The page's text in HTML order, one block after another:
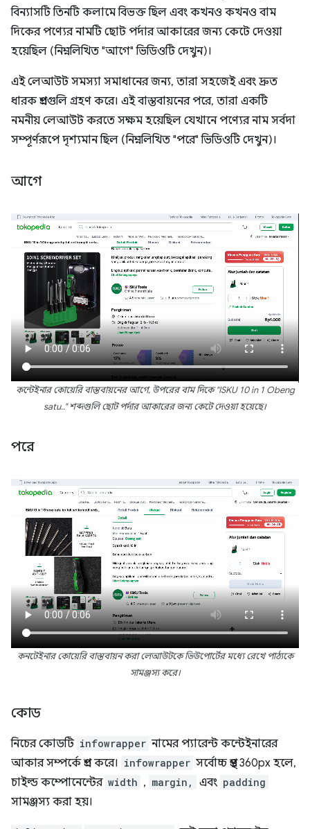
বিন্যাসটি তিনটি কলামে বিভক্ত ছিল এবং কখনও কখনও বাম
দিকের পণ্যের নামটি ছোট পর্দার আকারের জন্য কেটে দেওয়া
হয়েছিল (নিম্নলিখিত "আগে" ভিডিওটি দেখুন)।
এই লেআউট সমস্যা সমাধানের জন্য, তারা সহজেই এবং দ্রুত
ধারক প্রশ্নগুলি গ্রহণ করে। এই বাস্তবায়নের পরে, তারা একটি
নমনীয় লেআউট করতে সক্ষম হয়েছিল যেখানে পণ্যের নাম সর্বদা
সম্পূর্ণরূপে দৃশ্যমান ছিল (নিম্নলিখিত "পরে" ভিডিওটি দেখুন)।
আগে
কন্টেইনার কোয়েরি বাস্তবায়নের আগে, উপরের বাম দিকে "ISKU 10 in 1 Obeng
satu.." শব্দগুলি ছোট পর্দার আকারের জন্য কেটে দেওয়া হয়েছে।
পরে
কনটেইনার কোয়েরি বাস্তবায়ন করা লেআউটকে ভিউপোর্টের মধ্যে রেখে পাঠ্যকে
সামঞ্জস্য করে।
কোড
নিচের কোডটি infowrapper নামের প্যারেন্ট কন্টেইনারের
আকার সম্পর্কে প্রশ্ন করে। infowrapper সর্বোচ্চ প্রস্থ 360px হলে,
চাইল্ড কম্পোনেন্টের width , margin, এবং padding
সামঞ্জস্য করা হয়।